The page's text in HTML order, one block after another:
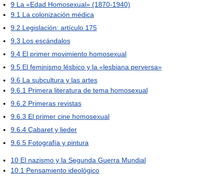
9 La «Edad Homosexual» (1870-1940)
9.1 La colonización médica
9.2 Legislación: artículo 175
9.3 Los escándalos
9.4 El primer movimiento homosexual
9.5 El feminismo lésbico y la «lesbiana perversa»
9.6 La subcultura y las artes
9.6.1 Primera literatura de tema homosexual
9.6.2 Primeras revistas
9.6.3 El primer cine homosexual
9.6.4 Cabaret y lieder
9.6.5 Fotografía y pintura
10 El nazismo y la Segunda Guerra Mundial
10.1 Pensamiento ideológico